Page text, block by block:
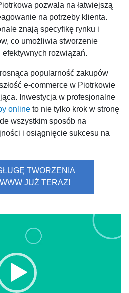
pozwala na łatwiejszą
na potrzeby klienta.
znają specyfikę rynku i
co umożliwia stworzenie
rozwiązań.
popularność zakupów
e-commerce w Piotrkowie
Inwestycja w profesjonalne
online to nie tylko krok w stronę
wszystkim sposób na
i osiągnięcie sukcesu na
TWORZENIA
JUŻ TERAZ!